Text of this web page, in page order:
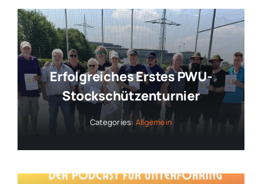
Erfolgreiches Erstes PWU-
Stockschützenturnier
Categories: Allgemein